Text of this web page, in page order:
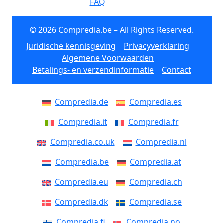
© 2026 Compredia.be – All Rights Reserved.
Juridische kennisgeving
Privacyverklaring
Algemene Voorwaarden
Betalings- en verzendinformatie
Contact
Compredia.de
Compredia.es
Compredia.it
Compredia.fr
Compredia.co.uk
Compredia.nl
Compredia.be
Compredia.at
Compredia.eu
Compredia.ch
Compredia.dk
Compredia.se